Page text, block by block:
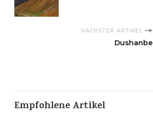
NÄCHSTER ARTIKEL
Dushanbe
Empfohlene Artikel